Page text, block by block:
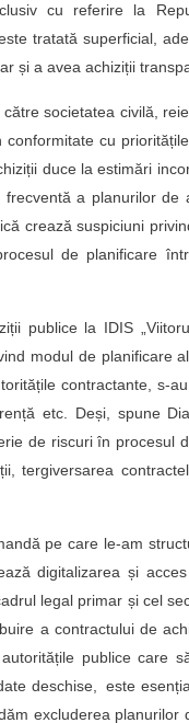
cu referire la
tratată superficial,
și a avea achiziții
către societatea civilă,
cu
duce la estimări
a planurilor
crează suspiciuni
de planificare
publice la IDIS
modul de planificare
contractante, s-
etc. Deși, spune
de riscuri în procesul
tergiversarea
pe care le-am
digitalizarea și
legal primar și cel
a contractului de
publice care
deschise, este
excluderea